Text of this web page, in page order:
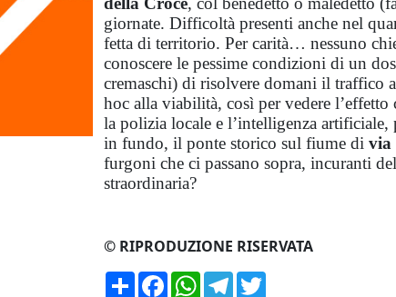
giornate. Difficoltà presenti anche nel
fetta di territorio. Per carità… nessuno
conoscere le pessime condizioni di un
cremaschi) di risolvere domani il traffico
hoc alla viabilità, così per vedere
la polizia locale e l’intelligenza
in fundo, il ponte storico sul fiume di via
furgoni che ci passano sopra, incuranti
straordinaria?
© RIPRODUZIONE RISERVATA
CondividiFacebookWhatsApp
Telegram